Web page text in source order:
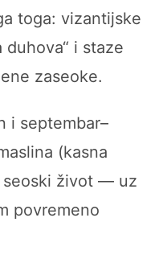
toga: vizantijske
duhova“ i staze
zaseoke.
i septembar–
(kasna
seoski život — uz
povremeno